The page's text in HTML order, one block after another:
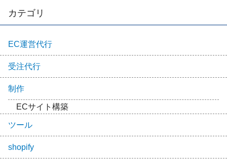
カテゴリ
EC運営代行
受注代行
制作
ECサイト構築
ツール
shopify